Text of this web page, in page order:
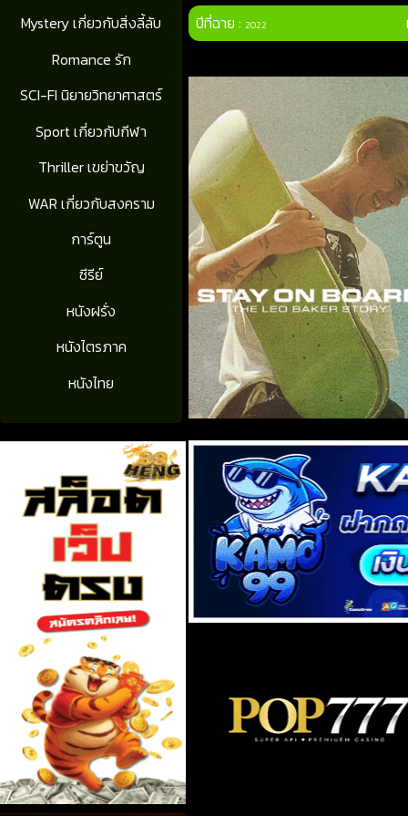
Mystery เกี่ยวกับสิ่งลี้ลับ
Romance รัก
SCI-FI นิยายวิทยาศาสตร์
Sport เกี่ยวกับกีฬา
Thriller เขย่าขวัญ
WAR เกี่ยวกับสงคราม
การ์ตูน
ซีรีย์
หนังฝรั่ง
หนังไตรภาค
หนังไทย
ปีที่ฉาย :2022